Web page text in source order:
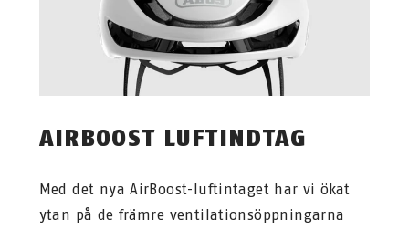
AIRBOOST LUFTINDTAG
Med det nya AirBoost-luftintaget har vi ökat
ytan på de främre ventilationsöppningarna